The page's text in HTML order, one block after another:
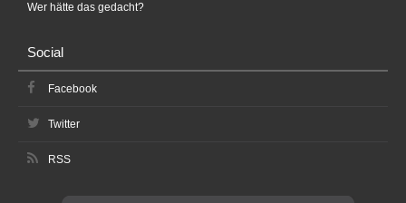
Wer hätte das gedacht?
Social
Facebook
Twitter
RSS